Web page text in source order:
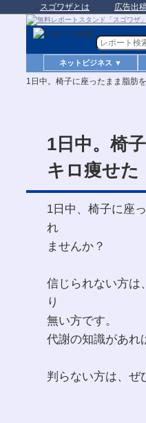
スゴワザとは 広告出
ネットビジネス ▼
1日中。椅子に座ったまま脂肪
1日中。椅
キロ痩せた
1日中、椅子に座
れ
ませんか？
信じられない方は
り
無い方です。
代謝の知識があれ
判らない方は、ぜ